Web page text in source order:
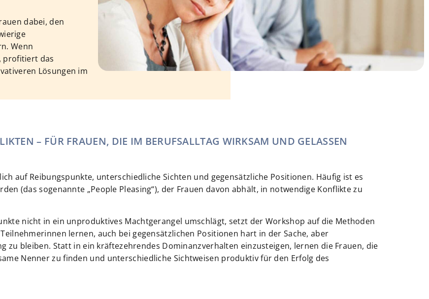
dabei, den
Wenn
profitiert das
Lösungen im
– FÜR FRAUEN, DIE IM BERUFSALLTAG WIRKSAM UND GELASSEN
auf Reibungspunkte, unterschiedliche Sichten und gegensätzliche Positionen. Häufig ist es
(das sogenannte „People Pleasing“), der Frauen davon abhält, in notwendige Konflikte zu
nicht in ein unproduktives Machtgerangel umschlägt, setzt der Workshop auf die Methoden
lernen, auch bei gegensätzlichen Positionen hart in der Sache, aber
bleiben. Statt in ein kräftezehrendes Dominanzverhalten einzusteigen, lernen die Frauen, die
Nenner zu finden und unterschiedliche Sichtweisen produktiv für den Erfolg des